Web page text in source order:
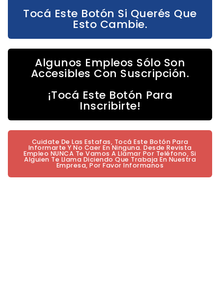
Tocá Este Botón Si Querés Que
Esto Cambie.
Algunos Empleos Sólo Son
Accesibles Con Suscripción.
¡Tocá Este Botón Para
Inscribirte!
Cuidate De Las Estafas, Tocá Este Botón Para
Informarte Y No Caer En Ninguna. Desde Revista
Empleo NUNCA Te Vamos A Llamar Por Teléfono, Si
Alguien Te Llama Diciendo Que Trabaja En Nuestra
Empresa, Por Favor Informanos